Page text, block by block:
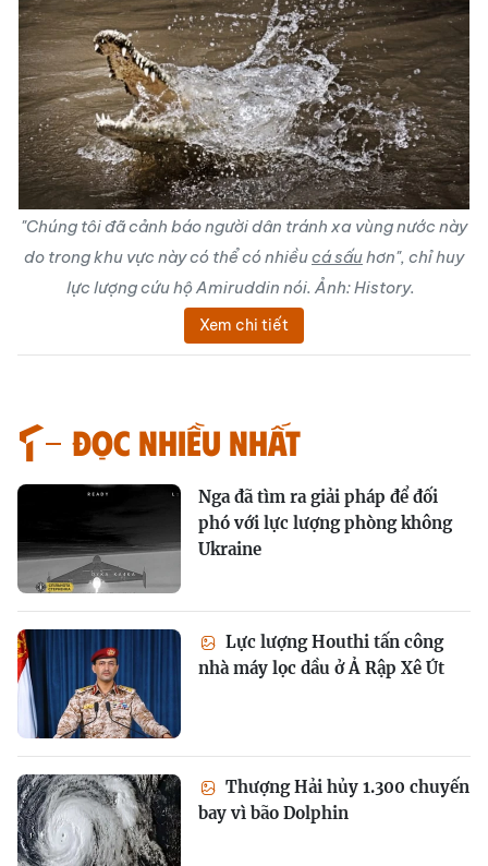
"Chúng tôi đã cảnh báo người dân tránh xa vùng nước này
do trong khu vực này có thể có nhiềucá sấuhơn", chỉ huy
lực lượng cứu hộ Amiruddin nói. Ảnh: History.
Xem chi tiết
Đọc nhiều nhất
Nga đã tìm ra giải pháp để đối
phó với lực lượng phòng không
Ukraine
Lực lượng Houthi tấn công
nhà máy lọc dầu ở Ả Rập Xê Út
Thượng Hải hủy 1.300 chuyến
bay vì bão Dolphin